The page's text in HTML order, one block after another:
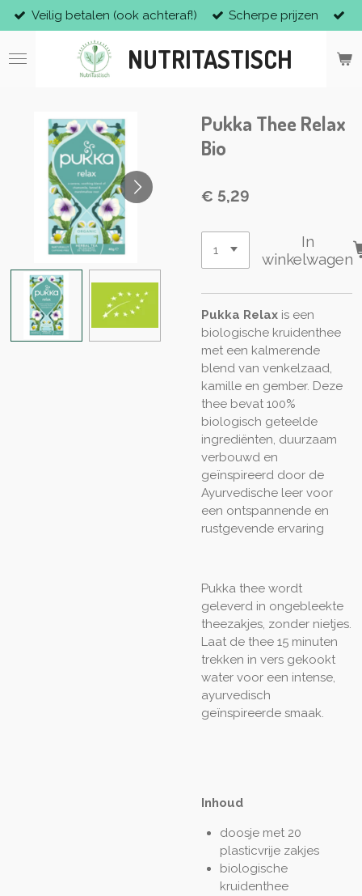
Ga
direct
naar
NUTRITASTISCH
Veilig betalen (ook achteraf!) Scherpe prijzen
Pukka Thee Relax
Bio
€ 5,29
In
winkelwagen
Pukka Relax is een
biologische kruidenthee
met een kalmerende
blend van venkelzaad,
kamille en gember. Deze
thee bevat 100%
biologisch geteelde
ingrediënten, duurzaam
verbouwd en
geïnspireerd door de
Ayurvedische leer voor
een ontspannende en
rustgevende ervaring
Pukka thee wordt
geleverd in ongebleekte
theezakjes, zonder nietjes.
Laat de thee 15 minuten
trekken in vers gekookt
water voor een intense,
ayurvedisch
geïnspireerde smaak.
Inhoud
doosje met 20
plasticvrije zakjes
biologische
kruidenthee